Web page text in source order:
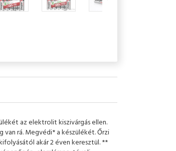
az elektrolit kiszivárgás ellen.
van rá. Megvédi* a készülékét. Őrzi
akár 2 éven keresztül. **